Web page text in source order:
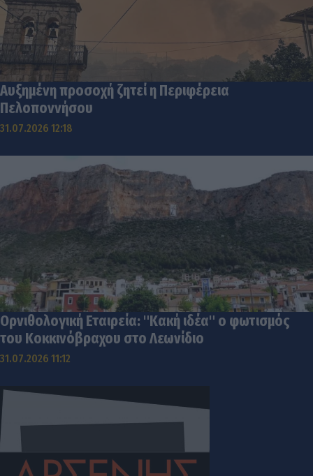
Αυξημένη προσοχή ζητεί η Περιφέρεια
Πελοποννήσου
31.07.2026 12:18
Ορνιθολογική Εταιρεία: "Κακή ιδέα" ο φωτισμός
του Κοκκινόβραχου στο Λεωνίδιο
31.07.2026 11:12